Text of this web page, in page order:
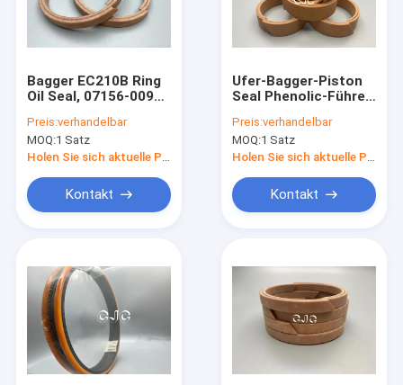
Produkte
VR-Show
Über uns
Bagger EC210B Ring
Oil Seal, 07156-00912
Robben WR
Preis:verhandelbar
MOQ:1 Satz
Holen Sie sich aktuelle Preis
Kontakt
Ufer-Bagger-Piston
Seal Phenolic-Führer
Abnutzungs-Ringe ab
Preis:verhandelbar
MOQ:1 Satz
Holen Sie sich aktuelle Preis
Kontakt